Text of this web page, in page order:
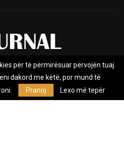
Marketing
Kontakt
Policy
e pavarur, e themeluar në vitin
për të përmirësuar përvojën tuaj.
dakord me këtë, por mund të
Pranoj Lexo më tepër